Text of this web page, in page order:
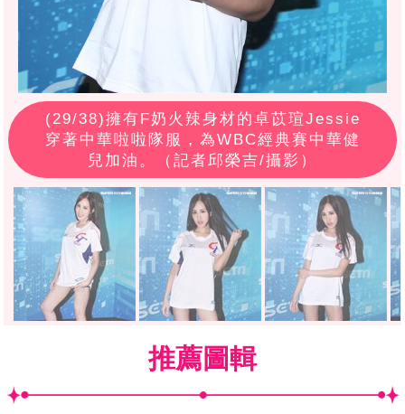
(29/38)擁有F奶火辣身材的卓苡瑄Jessie
穿著中華啦啦隊服，為WBC經典賽中華健
兒加油。（記者邱榮吉/攝影）
推薦圖輯